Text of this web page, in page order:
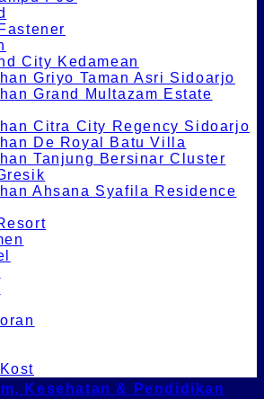
City Kedamean
Griyo Taman Asri Sidoarjo
Grand Multazam Estate
Citra City Regency Sidoarjo
De Royal Batu Villa
Tanjung Bersinar Cluster
Ahsana Syafila Residence
Kesehatan & Pendidikan